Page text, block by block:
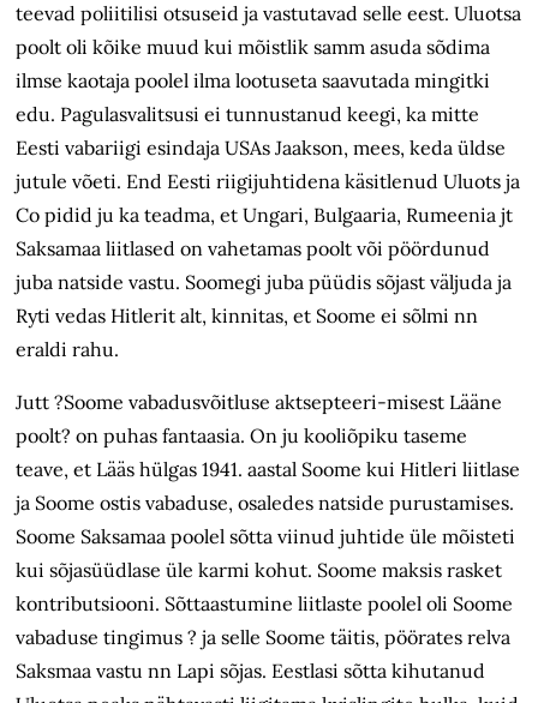
teevad poliitilisi otsuseid ja vastutavad selle eest. Uluotsa
poolt oli kõike muud kui mõistlik samm asuda sõdima
ilmse kaotaja poolel ilma lootuseta saavutada mingitki
edu. Pagulasvalitsusi ei tunnustanud keegi, ka mitte
Eesti vabariigi esindaja USAs Jaakson, mees, keda üldse
jutule võeti. End Eesti riigijuhtidena käsitlenud Uluots ja
Co pidid ju ka teadma, et Ungari, Bulgaaria, Rumeenia jt
Saksamaa liitlased on vahetamas poolt või pöördunud
juba natside vastu. Soomegi juba püüdis sõjast väljuda ja
Ryti vedas Hitlerit alt, kinnitas, et Soome ei sõlmi nn
eraldi rahu.
Jutt ?Soome vabadusvõitluse aktsepteeri-misest Lääne
poolt? on puhas fantaasia. On ju kooliõpiku taseme
teave, et Lääs hülgas 1941. aastal Soome kui Hitleri liitlase
ja Soome ostis vabaduse, osaledes natside purustamises.
Soome Saksamaa poolel sõtta viinud juhtide üle mõisteti
kui sõjasüüdlase üle karmi kohut. Soome maksis rasket
kontributsiooni. Sõttaastumine liitlaste poolel oli Soome
vabaduse tingimus ? ja selle Soome täitis, pöörates relva
Saksmaa vastu nn Lapi sõjas. Eestlasi sõtta kihutanud